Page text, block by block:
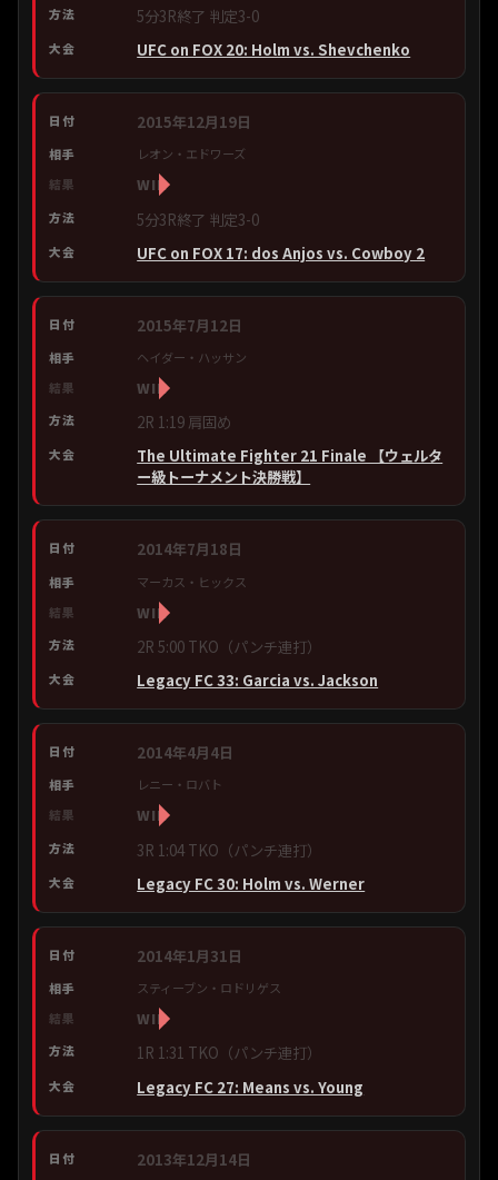
5分3R終了 判定3-0
UFC on FOX 20: Holm vs. Shevchenko
2015年12月19日
レオン・エドワーズ
WIN
5分3R終了 判定3-0
UFC on FOX 17: dos Anjos vs. Cowboy 2
2015年7月12日
ヘイダー・ハッサン
WIN
2R 1:19 肩固め
The Ultimate Fighter 21 Finale 【ウェルタ
ー級トーナメント決勝戦】
2014年7月18日
マーカス・ヒックス
WIN
2R 5:00 TKO（パンチ連打）
Legacy FC 33: Garcia vs. Jackson
2014年4月4日
レニー・ロバト
WIN
3R 1:04 TKO（パンチ連打）
Legacy FC 30: Holm vs. Werner
2014年1月31日
スティーブン・ロドリゲス
WIN
1R 1:31 TKO（パンチ連打）
Legacy FC 27: Means vs. Young
2013年12月14日